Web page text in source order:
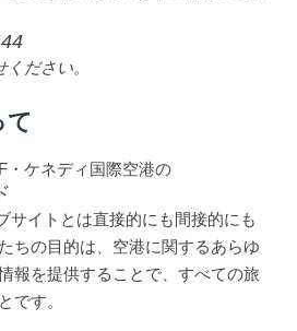
ださい。
て
・ケネディ国際空港の
サイトとは直接的にも間接的にも
ちの目的は、空港に関するあらゆ
報を提供することで、すべての旅
です。